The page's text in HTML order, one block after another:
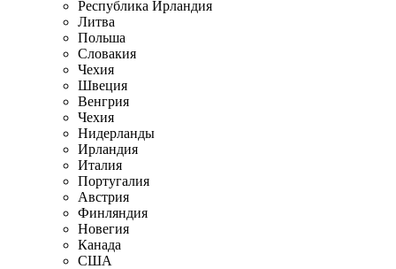
Республика Ирландия
Литва
Польша
Словакия
Чехия
Швеция
Венгрия
Чехия
Нидерланды
Ирландия
Италия
Португалия
Австрия
Финляндия
Новегия
Канада
США